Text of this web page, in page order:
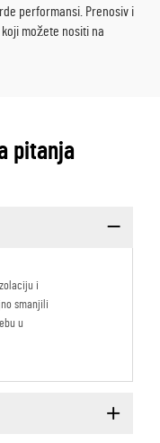
performansi. Prenosiv i
možete nositi na
pitanja
i
smanjili
u